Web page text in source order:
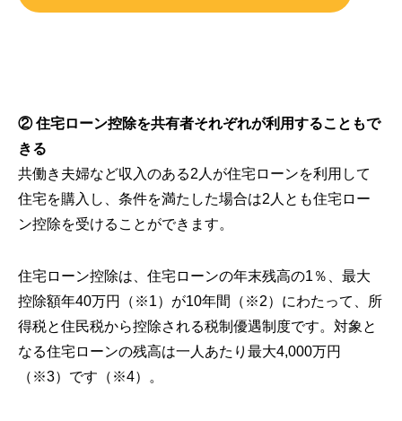
② 住宅ローン控除を共有者それぞれが利用することもで
きる
共働き夫婦など収入のある2人が住宅ローンを利用して
住宅を購入し、条件を満たした場合は2人とも住宅ロー
ン控除を受けることができます。
住宅ローン控除は、住宅ローンの年末残高の1％、最大
控除額年40万円（※1）が10年間（※2）にわたって、所
得税と住民税から控除される税制優遇制度です。対象と
なる住宅ローンの残高は一人あたり最大4,000万円
（※3）です（※4）。